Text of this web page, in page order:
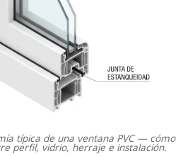
típica de una ventana PVC — cómo
perfil, vidrio, herraje e instalación.